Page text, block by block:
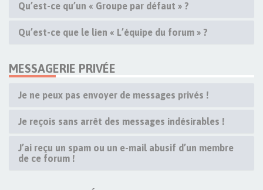
Qu’est-ce qu’un « Groupe par défaut » ?
Qu’est-ce que le lien « L’équipe du forum » ?
MESSAGERIE PRIVÉE
Je ne peux pas envoyer de messages privés !
Je reçois sans arrêt des messages indésirables !
J’ai reçu un spam ou un e-mail abusif d’un membre
de ce forum !